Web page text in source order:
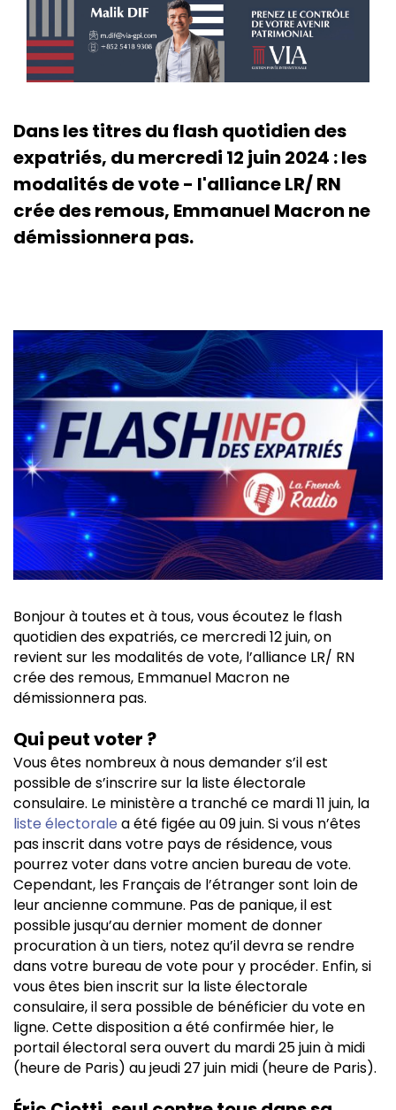
Dans les titres du flash quotidien des
expatriés, du mercredi 12 juin 2024 : les
modalités de vote - l'alliance LR/ RN
crée des remous, Emmanuel Macron ne
démissionnera pas.
Bonjour à toutes et à tous, vous écoutez le flash
quotidien des expatriés, ce mercredi 12 juin, on
revient sur les modalités de vote, l’alliance LR/ RN
crée des remous, Emmanuel Macron ne
démissionnera pas.
Qui peut voter ?
Vous êtes nombreux à nous demander s’il est
possible de s’inscrire sur la liste électorale
consulaire. Le ministère a tranché ce mardi 11 juin, la
liste électorale a été figée au 09 juin. Si vous n’êtes
pas inscrit dans votre pays de résidence, vous
pourrez voter dans votre ancien bureau de vote.
Cependant, les Français de l’étranger sont loin de
leur ancienne commune. Pas de panique, il est
possible jusqu’au dernier moment de donner
procuration à un tiers, notez qu’il devra se rendre
dans votre bureau de vote pour y procéder. Enfin, si
vous êtes bien inscrit sur la liste électorale
consulaire, il sera possible de bénéficier du vote en
ligne. Cette disposition a été confirmée hier, le
portail électoral sera ouvert du mardi 25 juin à midi
(heure de Paris) au jeudi 27 juin midi (heure de Paris).